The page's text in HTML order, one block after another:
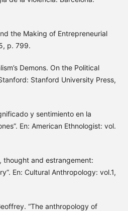
the Making of Entrepreneurial
p. 799.
Demons. On the Political
Stanford University Press,
y sentimiento en la
En: American Ethnologist: vol.
thought and estrangement:
En: Cultural Anthropology: vol.1,
“The anthropology of